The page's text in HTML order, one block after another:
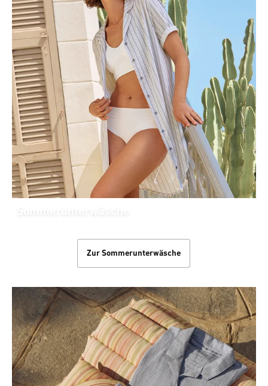
Zur Sommerunterwäsche